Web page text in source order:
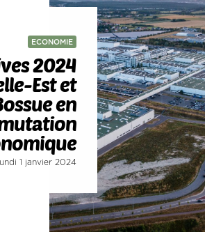
ECONOMIE
2024
Est et
en
1 janvier 2024